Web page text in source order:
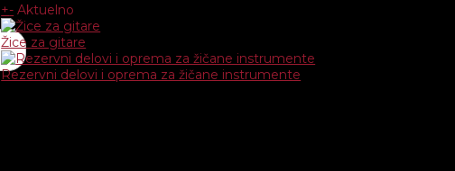
+- Aktuelno
Žice za gitare
Rezervni delovi i oprema za žičane instrumente